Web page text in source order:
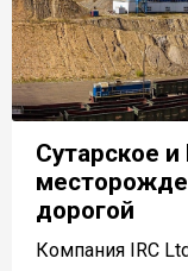
Сутарское и
дорогой
Компания IRC